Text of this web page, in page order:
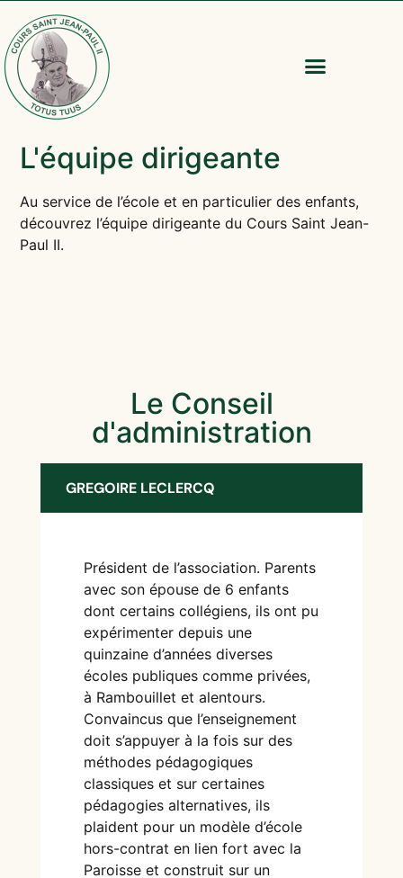
L'équipe dirigeante
Au service de l’école et en particulier des enfants,
découvrez l’équipe dirigeante du Cours Saint Jean-
Paul II.
Le Conseil
d'administration
GREGOIRE LECLERCQ
Président de l’association. Parents
avec son épouse de 6 enfants
dont certains collégiens, ils ont pu
expérimenter depuis une
quinzaine d’années diverses
écoles publiques comme privées,
à Rambouillet et alentours.
Convaincus que l’enseignement
doit s’appuyer à la fois sur des
méthodes pédagogiques
classiques et sur certaines
pédagogies alternatives, ils
plaident pour un modèle d’école
hors-contrat en lien fort avec la
Paroisse et construit sur un